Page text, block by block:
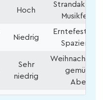
Hoch
Niedrig
Erntefeste,
Sehr
niedrig
Abende